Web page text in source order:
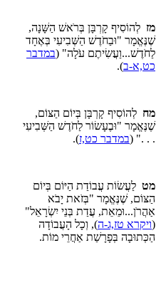
מז לְהוֹסִיף קָרְבָּן בְּרֹאשׁ הַשָּׁנָה,
שֶׁנֶּאֱמָר "וּבַחֹדֶשׁ הַשְּׁבִיעִי בְּאֶחָד
לַחֹדֶשׁ...וַעֲשִׂיתֶם עֹלָה" (במדבר
כט,א-ב).
מח לְהוֹסִיף קָרְבָּן בְּיוֹם הַצּוֹם,
שֶׁנֶּאֱמָר "וּבֶעָשׂוֹר לַחֹדֶשׁ הַשְּׁבִיעִי
. . ." (במדבר כט,ז).
מט לַעֲשׂוֹת עֲבוֹדַת הַיּוֹם בְּיוֹם
הַצּוֹם, שֶׁנֶּאֱמָר "בְּזֹאת יָבֹא
אַהֲרֹן...וּמֵאֵת, עֲדַת בְּנֵי יִשְׂרָאֵל"
(ויקרא טז,ג-ה), וְכָל הָעֲבוֹדָה
הַכְּתוּבָה בְּפָרָשַׁת אַחֲרֵי מוֹת.